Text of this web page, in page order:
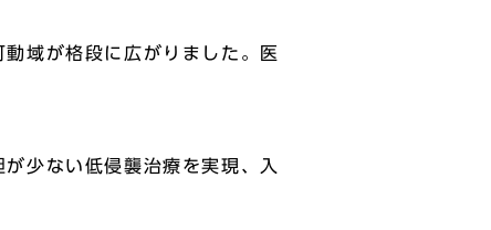
域が格段に広がりました。医
少ない低侵襲治療を実現、入